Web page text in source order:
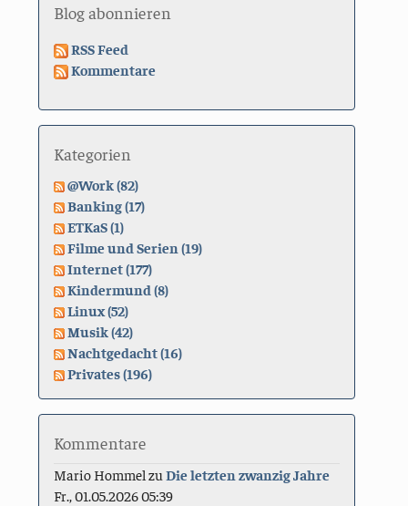
Blog abonnieren
RSS Feed
Kommentare
Kategorien
@Work (82)
Banking (17)
ETKaS (1)
Filme und Serien (19)
Internet (177)
Kindermund (8)
Linux (52)
Musik (42)
Nachtgedacht (16)
Privates (196)
Kommentare
Mario Hommel zuDie letzten zwanzig Jahre
Fr., 01.05.2026 05:39